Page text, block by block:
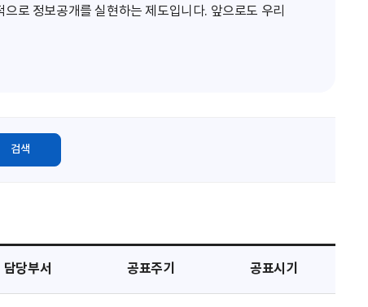
로 정보공개를 실현하는 제도입니다. 앞으로도 우리
검색
담당부서 공표주기 공표시기